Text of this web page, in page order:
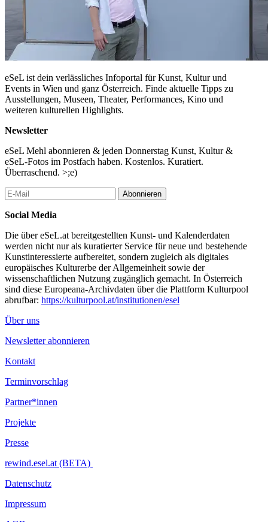
eSeL ist dein verlässliches Infoportal für Kunst, Kultur und
Events in Wien und ganz Österreich. Finde aktuelle Tipps zu
Ausstellungen, Museen, Theater, Performances, Kino und
weiteren kulturellen Highlights.
Newsletter
eSeL Mehl abonnieren & jeden Donnerstag Kunst, Kultur &
eSeL-Fotos im Postfach haben. Kostenlos. Kuratiert.
Überraschend. >;e)
Abonnieren
Social Media
Die über eSeL.at bereitgestellten Kunst- und Kalenderdaten
werden nicht nur als kuratierter Service für neue und bestehende
Kunstinteressierte aufbereitet, sondern zugleich als digitales
europäisches Kulturerbe der Allgemeinheit sowie der
wissenschaftlichen Nutzung zugänglich gemacht. In Österreich
sind diese Europeana-Archivdaten über die Plattform Kulturpool
abrufbar: https://kulturpool.at/institutionen/esel
Über uns
Newsletter abonnieren
Kontakt
Terminvorschlag
Partner*innen
Projekte
Presse
rewind.esel.at (BETA)
Datenschutz
Impressum